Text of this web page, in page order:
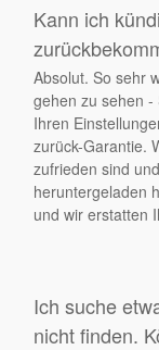
Kann ich
Absolut. So sehr
gehen zu sehen -
Ihren
zurück-Garantie.
zufrieden sind
heruntergeladen
und wir erstatten
Ich suche
nicht finden.